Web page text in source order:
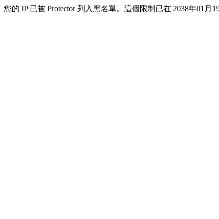
您的 IP 已被 Protector 列入黑名單。這個限制已在 2038年01月